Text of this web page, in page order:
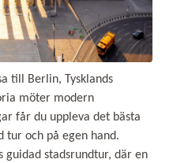
till Berlin, Tysklands
möter modern
får du uppleva det bästa
tur och på egen hand.
guidad stadsrundtur, där en